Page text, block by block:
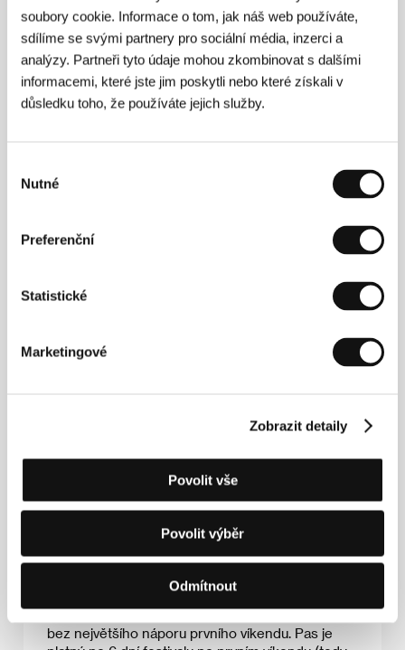
soubory cookie. Informace o tom, jak náš web používáte,
sdílíme se svými partnery pro sociální média, inzerci a
analýzy. Partneři tyto údaje mohou zkombinovat s dalšími
informacemi, které jste jim poskytli nebo které získali v
důsledku toho, že používáte jejich služby.
souhlasu
Nutné
Preferenční
Statistické
Marketingové
Zobrazit detaily
Povolit vše
Povolit výběr
Odmítnout
Zahajovací koncert Vary Special Show
60. ročník festivalu představí jedinečný hudební
program Vary Special Show. Hudební koncept
připravil DJ a producent NobodyListen , který
během jednoho večera propojí výrazné
Zahajovací koncert začne
ve 22:45 před hotelem
Poté na diváky čeká
historii Česka a Slovenska
Nový festivalový pas Festival Pass+ Smart
Festival Pass+ Smart je digitální pas určený
filmovým fanouškům, kteří preferují užít si festival
bez největšího náporu prvního víkendu. Pas je